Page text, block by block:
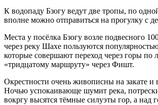
К водопаду Бзогу ведут две тропы, по
вполне можно отправиться на прогулку с
Места у посёлка Бзогу возле подвесного
через реку Шахе пользуются
которые совершают переход через горы по
«тридцатому маршруту» через Фишт.
Окрестности очень живописны на закате и
Ночью успокаивающе шумит река,
вокргу высятся тёмные силуэты гор, а над